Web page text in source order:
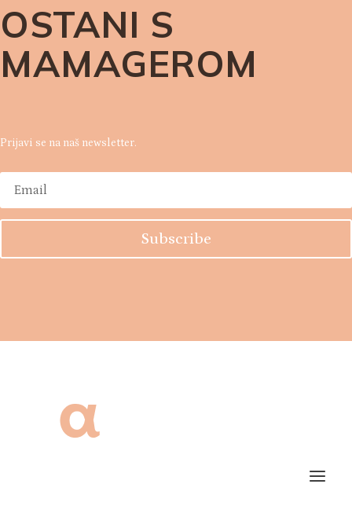
OSTANI S
MAMAGEROM
Prijavi se na naš newsletter.
Subscribe